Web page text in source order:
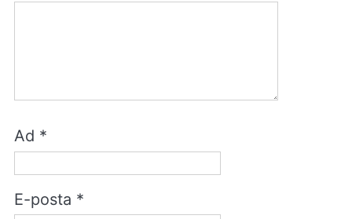
Ad *
E-posta *